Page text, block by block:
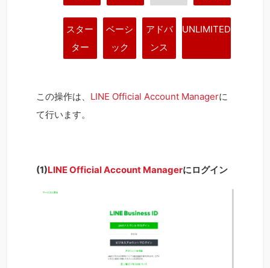
スター
ター
ベーシ
ック
アドバ
ンス
UNLIMITED
この操作は、 LINE Official Account Managerに
て行います。
(1)LINE Official Account Managerにログイン